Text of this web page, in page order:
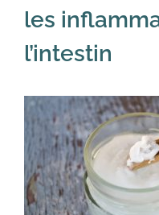
les
l’intestin